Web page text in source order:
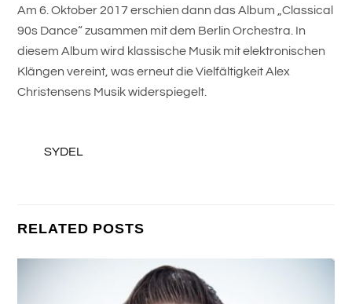
Am 6. Oktober 2017 erschien dann das Album „Classical
90s Dance“ zusammen mit dem Berlin Orchestra. In
diesem Album wird klassische Musik mit elektronischen
Klängen vereint, was erneut die Vielfältigkeit Alex
Christensens Musik widerspiegelt.
SYDEL
RELATED POSTS